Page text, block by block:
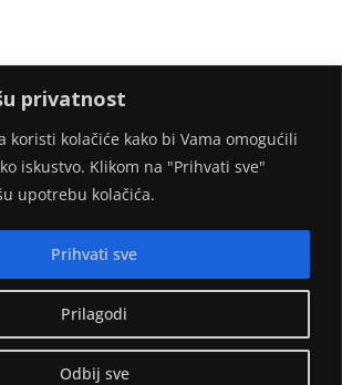
privatnost
koristi kolačiće kako bi Vama omogućili
iskustvo. Klikom na "Prihvati sve"
upotrebu kolačića.
Prilagodi
Odbij sve
Prihvati sve
DVD Gornji Desinec. Sva prava pridržana.
by ThemeGrill. Powered by